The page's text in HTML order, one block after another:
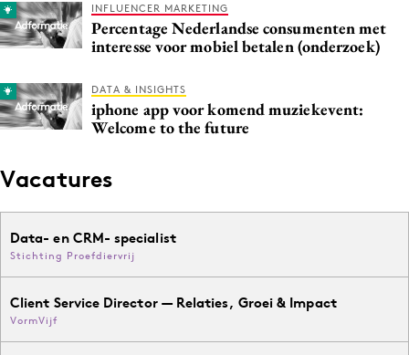
PR
Programmatic
Reputatie & crisis
INFLUENCER MARKETING
Percentage Nederlandse consumenten met
interesse voor mobiel betalen (onderzoek)
DATA & INSIGHTS
iphone app voor komend muziekevent:
Welcome to the future
Vacatures
Data- en CRM- specialist
Stichting Proefdiervrij
Client Service Director — Relaties, Groei & Impact
VormVijf